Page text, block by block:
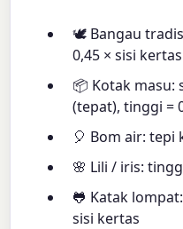
🕊 Bangau
0,45 × sisi kertas
📦 Kotak masu:
(tepat), tinggi =
🎈 Bom air: tepi
🌸 Lili / iris:
🐸 Katak
sisi kertas